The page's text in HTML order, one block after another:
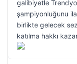
galibiyetle
şampiyonluğunu
birlikte gelecek
katılma hakkı